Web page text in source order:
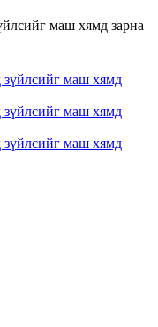
маш хямд зарна